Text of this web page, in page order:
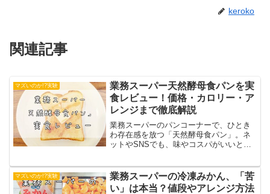
keroko
関連記事
マズいのか!?実験
業務スーパー天然酵母食パンを実
食レビュー！価格・カロリー・ア
レンジまで徹底解説
業務スーパーのパンコーナーで、ひとき
わ存在感を放つ「天然酵母食パン」。ネ
ットやSNSでも、味やコスパがいいと評
当？なんて気になる人も多いのではない
でしょうか？そこで実際に...
マズいのか!?実験
業務スーパーの冷凍みかん、「苦
い」は本当？値段やアレンジ方法